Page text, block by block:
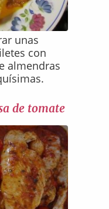
unas
con
almendras
de tomate